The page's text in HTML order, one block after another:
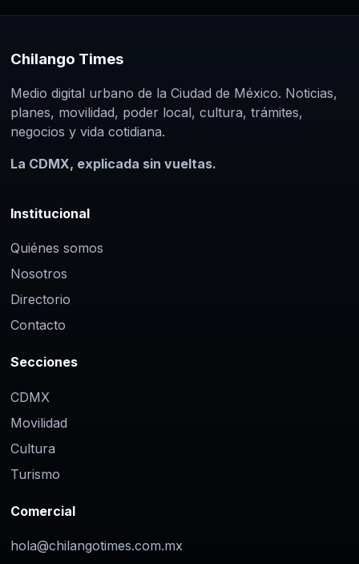
Antídoto contra la Ansiedad del
9 Mar 2026
Todas hemos estado ahí: es lunes en la
mañana, estás corriendo para tu primera
junta por Zoom, y…
Chilango Times
Medio digital urbano de la Ciudad de México. Noticias,
planes, movilidad, poder local, cultura, trámites,
negocios y vida cotidiana.
La CDMX, explicada sin vueltas.
Institucional
Quiénes somos
Nosotros
Directorio
Contacto
Secciones
CDMX
Movilidad
Cultura
Turismo
Comercial
hola@chilangotimes.com.mx